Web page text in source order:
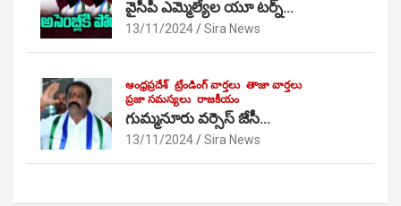
వైసీపీ ఎమ్మెల్యేల యూ టర్న్…
13/11/2024 Sira News
ఆంధ్రప్రదేశ్ ట్రేండింగ్ వార్తలు తాజా వార్తలు
ప్రజా సమస్యలు రాజకీయం
గుమ్మనూరు వర్సెస్ జేసీ…
13/11/2024 Sira News